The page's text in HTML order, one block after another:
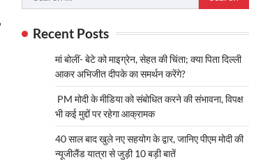
for:
Recent Posts
मां बोलीं- बेटे को माइग्रेन, सेहत की चिंता; क्या पिता दिल्ली
आकर अभिजीत दीपके का समर्थन करेंगे?
PM मोदी के मीडिया को संबोधित करने की संभावना, विपक्ष
भी कई मुद्दों पर रहेगा आक्रामक
40 साल बाद खुले नए सहयोग के द्वार, जानिए पीएम मोदी की
न्यूजीलैंड यात्रा से जुड़ी 10 बड़ी बातें